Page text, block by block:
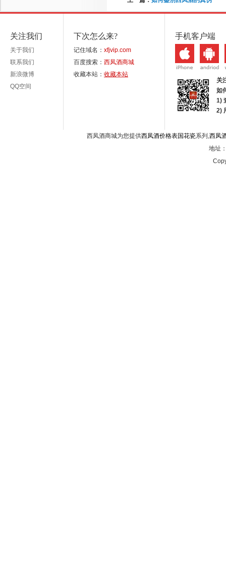
关注我们
关于我们
联系我们
新浪微博
QQ空间
下次怎么来?
记住域名： xfjvip.com
百度搜索： 西凤酒商城
收藏本站： 收藏本站
手机客户端
关
如
1)
2)
西凤酒商城为您提供西凤酒价格表国花瓷系列,西凤
地址